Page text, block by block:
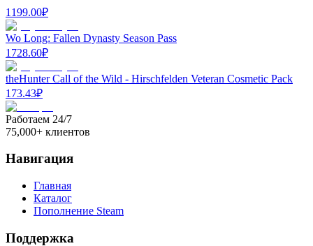
1199.00₽
Wo Long: Fallen Dynasty Season Pass
1728.60₽
theHunter Call of the Wild - Hirschfelden Veteran Cosmetic Pack
173.43₽
Работаем 24/7
75,000+ клиентов
Навигация
Главная
Каталог
Пополнение Steam
Поддержка